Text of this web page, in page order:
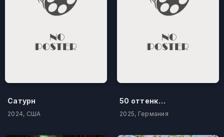
Сатурн
2024, США
50 оттенков бестселлера
2025, Германия